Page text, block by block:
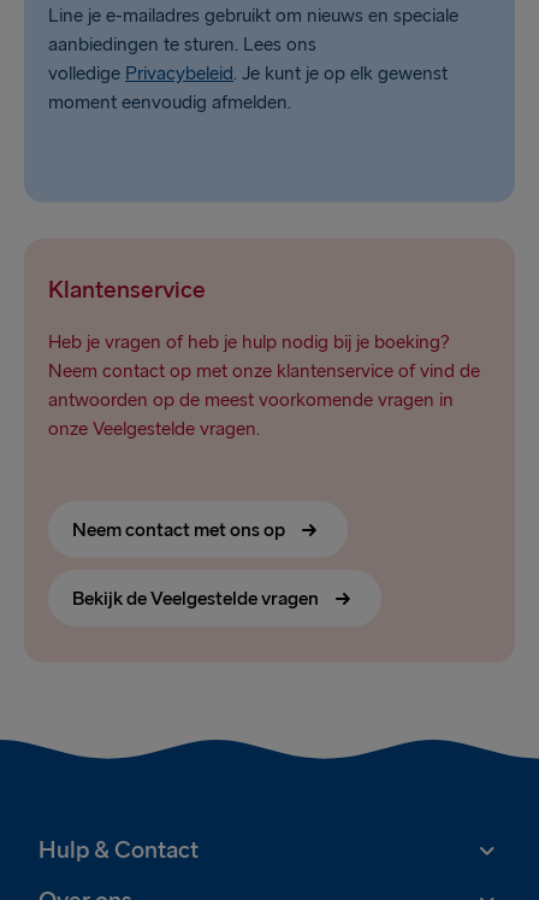
Line je e-mailadres gebruikt om nieuws en speciale
aanbiedingen te sturen. Lees ons
volledige Privacybeleid. Je kunt je op elk gewenst
moment eenvoudig afmelden.
Klantenservice
Heb je vragen of heb je hulp nodig bij je boeking?
Neem contact op met onze klantenservice of vind de
antwoorden op de meest voorkomende vragen in
onze Veelgestelde vragen.
Neem contact met ons op
Bekijk de Veelgestelde vragen
Hulp & Contact